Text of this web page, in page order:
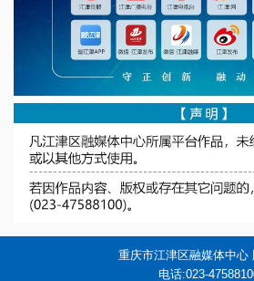
重庆市江津区融媒体中心
电话:023-